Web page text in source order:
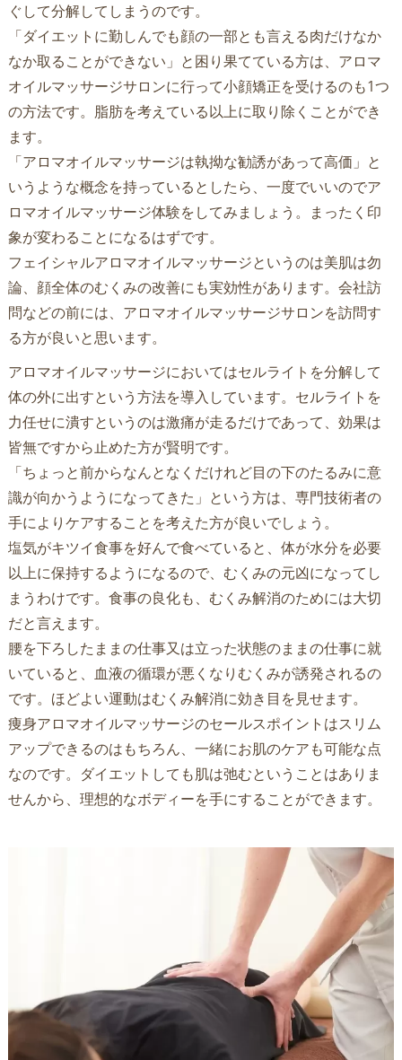
ぐして分解してしまうのです。
「ダイエットに勤しんでも顔の一部とも言える肉だけなか
なか取ることができない」と困り果てている方は、アロマ
オイルマッサージサロンに行って小顔矯正を受けるのも1つ
の方法です。脂肪を考えている以上に取り除くことができ
ます。
「アロマオイルマッサージは執拗な勧誘があって高価」と
いうような概念を持っているとしたら、一度でいいのでア
ロマオイルマッサージ体験をしてみましょう。まったく印
象が変わることになるはずです。
フェイシャルアロマオイルマッサージというのは美肌は勿
論、顔全体のむくみの改善にも実効性があります。会社訪
問などの前には、アロマオイルマッサージサロンを訪問す
る方が良いと思います。
アロマオイルマッサージにおいてはセルライトを分解して
体の外に出すという方法を導入しています。セルライトを
力任せに潰すというのは激痛が走るだけであって、効果は
皆無ですから止めた方が賢明です。
「ちょっと前からなんとなくだけれど目の下のたるみに意
識が向かうようになってきた」という方は、専門技術者の
手によりケアすることを考えた方が良いでしょう。
塩気がキツイ食事を好んで食べていると、体が水分を必要
以上に保持するようになるので、むくみの元凶になってし
まうわけです。食事の良化も、むくみ解消のためには大切
だと言えます。
腰を下ろしたままの仕事又は立った状態のままの仕事に就
いていると、血液の循環が悪くなりむくみが誘発されるの
です。ほどよい運動はむくみ解消に効き目を見せます。
痩身アロマオイルマッサージのセールスポイントはスリム
アップできるのはもちろん、一緒にお肌のケアも可能な点
なのです。ダイエットしても肌は弛むということはありま
せんから、理想的なボディーを手にすることができます。